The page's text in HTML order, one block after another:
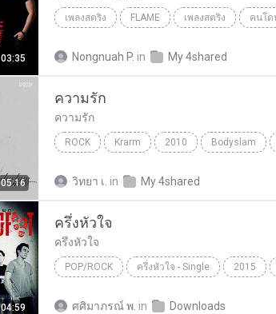
03:35
เพลงสตริง FLAME เพลงสตริง คนโด
Nongnuah P. in My 4shared
05:16
ความรัก
ความรัก
ROCK Krarm 2010 Bodyslam
วิทยา เ. in My 4shared
04:59
ครึ่งหัวใจ
ครึ่งหัวใจ
POP/ROCK ครึ่งหัวใจ - Single 2015
ศศิมาภรณ์ พ. in Downloads